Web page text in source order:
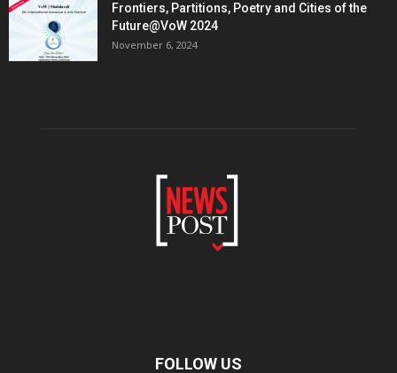
Frontiers, Partitions, Poetry and Cities of the
Future@VoW 2024
November 6, 2024
FOLLOW US